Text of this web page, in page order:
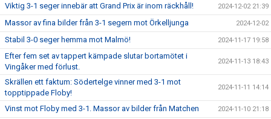
Viktig 3-1 seger innebär att Grand Prix är inom räckhåll! 2024-12-02 21:39
Massor av fina bilder från 3-1 segern mot Örkelljunga 2024-12-02
Stabil 3-0 seger hemma mot Malmö! 2024-11-17 19:58
Efter fem set av tappert kämpade slutar bortamötet i
Vingåker med förlust.
2024-11-13 18:43
Skrällen ett faktum: Södertelge vinner med 3-1 mot
topptippade Floby!
2024-11-11 14:14
Vinst mot Floby med 3-1. Massor av bilder från Matchen 2024-11-10 21:18